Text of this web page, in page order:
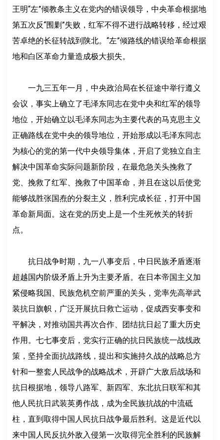
王明“左”倾教条主义在党内的错误领导，中央革命根据地
第五次反“围剿”失败，红军不得不进行战略转移，经过艰
苦卓绝的长征转战到陕北。“左”倾路线的错误给革命根据
地和白区革命力量造成极大损失。
一九三五年一月，中央政治局在长征途中举行遵义
会议，事实上确立了毛泽东同志在党中央和红军的领导
地位，开始确立以毛泽东同志为主要代表的马克思主义
正确路线在党中央的领导地位，开始形成以毛泽东同志
为核心的党的第一代中央领导集体，开启了党独立自主
解决中国革命实际问题新阶段，在最危急关头挽救了
党、挽救了红军、挽救了中国革命，并且在这以后使党
能够战胜张国焘的分裂主义，胜利完成长征，打开中国
革命新局面。这在党的历史上是一个生死攸关的转折
点。
抗日战争时期，九一八事变后，中日民族矛盾逐渐
超越国内阶级矛盾上升为主要矛盾。在日本帝国主义加
紧侵略我国、民族危机空前严重的关头，党率先高举武
装抗日旗帜，广泛开展抗日救亡运动，促成西安事变和
平解决，对推动国共再次合作、团结抗日起了重大历史
作用。七七事变后，党实行正确的抗日民族统一战线政
策，坚持全面抗战路线，提出和实施持久战的战略总方
针和一整套人民战争的战略战术，开辟广大敌后战场和
抗日根据地，领导八路军、新四军、东北抗日联军和其
他人民抗日武装英勇作战，成为全民族抗战的中流砥
柱，直到取得中国人民抗日战争最后胜利。这是近代以
来中国人民反抗外敌入侵第一次取得完全胜利的民族解